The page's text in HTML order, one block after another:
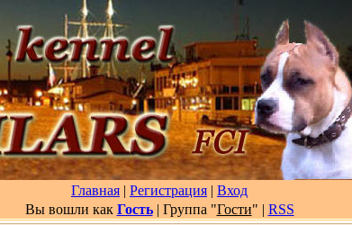
Главная | Регистрация | Вход
Вы вошли как Гость| Группа "Гости" | RSS